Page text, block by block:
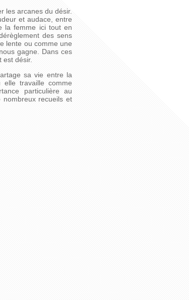
les arcanes du désir.
et audace, entre
la femme ici tout en
des sens
lente ou comme une
gagne. Dans ces
est désir.
sa vie entre la
travaille comme
particulière au
recueils et